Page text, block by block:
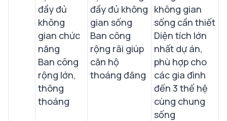
đầy đủ
không
gian chức
năng
Ban công
rộng lớn,
thông
thoáng
đầy đủ không
gian sống
Ban công
rộng rãi giúp
căn hộ
thoáng đãng
không gian
sống cần thiết
Diện tích lớn
nhất dự án,
phù hợp cho
các gia đình
đến 3 thế hệ
cùng chung
sống